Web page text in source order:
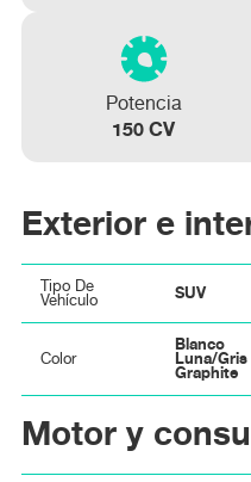
Potencia
150 CV
Exterior e
Tipo De
Vehículo
SUV
Color
Blanco
Luna/Gris
Graphite
Motor y